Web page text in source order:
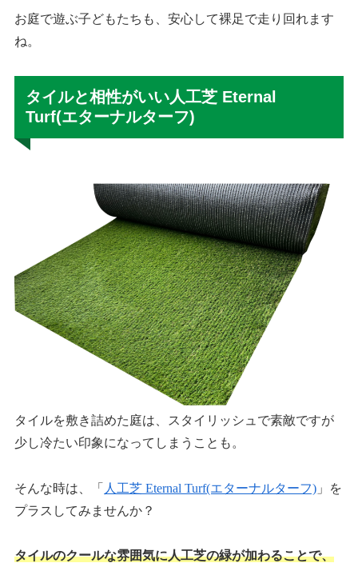
お庭で遊ぶ子どもたちも、安心して裸足で走り回れます
ね。
タイルと相性がいい人工芝 Eternal
Turf(エターナルターフ)
タイルを敷き詰めた庭は、スタイリッシュで素敵ですが
少し冷たい印象になってしまうことも。
そんな時は、「 人工芝 Eternal Turf(エターナルターフ) 」を
プラスしてみませんか？
タイルのクールな雰囲気に人工芝の緑が加わることで、